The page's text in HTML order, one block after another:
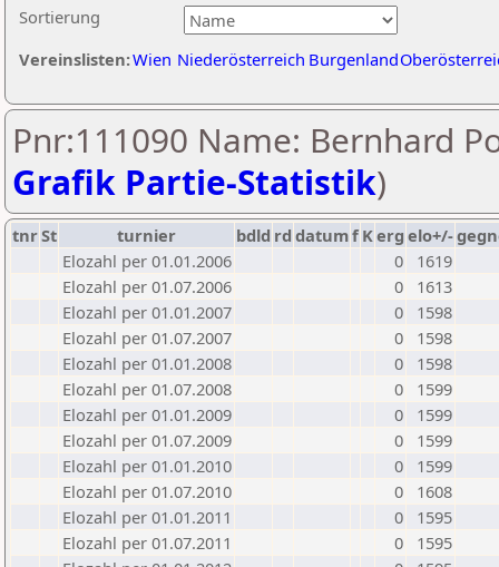
Sortierung
Vereinslisten:Wien Niederösterreich Burgenland
Pnr:111090 Name: Bernhard
Grafik Partie-Statistik)
tnrSt turnier bdld rd datumf Kerg elo+/-
Elozahl per 01.01.2006
0
1619
Elozahl per 01.07.2006
0
1613
Elozahl per 01.01.2007
0
1598
Elozahl per 01.07.2007
0
1598
Elozahl per 01.01.2008
0
1598
Elozahl per 01.07.2008
0
1599
Elozahl per 01.01.2009
0
1599
Elozahl per 01.07.2009
0
1599
Elozahl per 01.01.2010
0
1599
Elozahl per 01.07.2010
0
1608
Elozahl per 01.01.2011
0
1595
Elozahl per 01.07.2011
0
1595